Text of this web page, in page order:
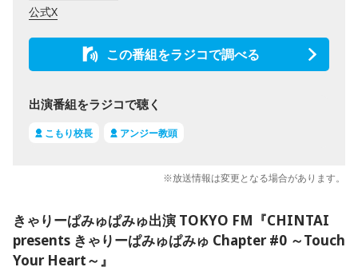
公式X
この番組をラジコで調べる
出演番組をラジコで聴く
こもり校長 アンジー教頭
※放送情報は変更となる場合があります。
きゃりーぱみゅぱみゅ出演 TOKYO FM『CHINTAI
presents きゃりーぱみゅぱみゅ Chapter #0 ～Touch
Your Heart～』